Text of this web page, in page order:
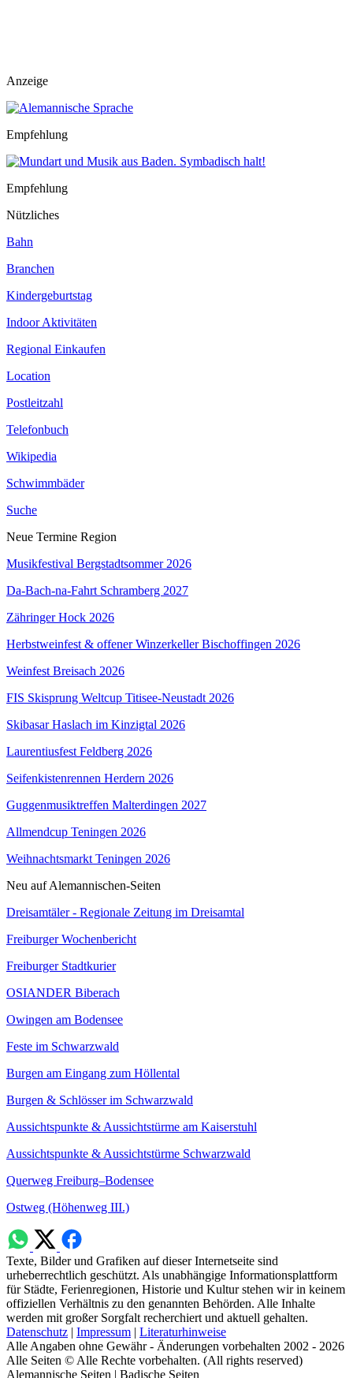
Anzeige
Empfehlung
Empfehlung
Nützliches
Bahn
Branchen
Kindergeburtstag
Indoor Aktivitäten
Regional Einkaufen
Location
Postleitzahl
Telefonbuch
Wikipedia
Schwimmbäder
Suche
Neue Termine Region
Musikfestival Bergstadtsommer 2026
Da-Bach-na-Fahrt Schramberg 2027
Zähringer Hock 2026
Herbstweinfest & offener Winzerkeller Bischoffingen 2026
Weinfest Breisach 2026
FIS Skisprung Weltcup Titisee-Neustadt 2026
Skibasar Haslach im Kinzigtal 2026
Laurentiusfest Feldberg 2026
Seifenkistenrennen Herdern 2026
Guggenmusiktreffen Malterdingen 2027
Allmendcup Teningen 2026
Weihnachtsmarkt Teningen 2026
Neu auf Alemannischen-Seiten
Dreisamtäler - Regionale Zeitung im Dreisamtal
Freiburger Wochenbericht
Freiburger Stadtkurier
OSIANDER Biberach
Owingen am Bodensee
Feste im Schwarzwald
Burgen am Eingang zum Höllental
Burgen & Schlösser im Schwarzwald
Aussichtspunkte & Aussichtstürme am Kaiserstuhl
Aussichtspunkte & Aussichtstürme Schwarzwald
Querweg Freiburg–Bodensee
Ostweg (Höhenweg III.)
Texte, Bilder und Grafiken auf dieser Internetseite sind
urheberrechtlich geschützt. Als unabhängige Informationsplattform
für Städte, Ferienregionen, Historie und Kultur stehen wir in keinem
offiziellen Verhältnis zu den genannten Behörden. Alle Inhalte
werden mit großer Sorgfalt recherchiert und aktuell gehalten.
Datenschutz | Impressum | Literaturhinweise
Alle Angaben ohne Gewähr - Änderungen vorbehalten 2002 - 2026
Alle Seiten © Alle Rechte vorbehalten. (All rights reserved)
Alemannische Seiten | Badische Seiten